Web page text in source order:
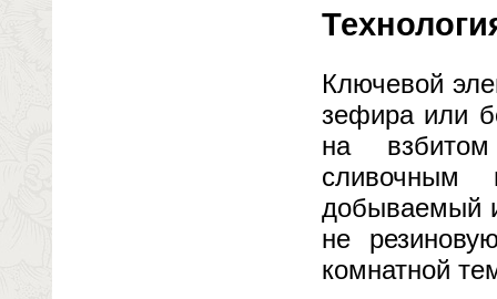
Ключевой
зефира или
на
сливочным
добываемый
не
комнатной